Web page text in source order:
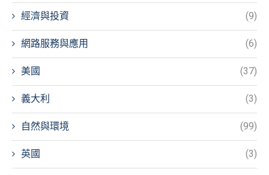
經濟與投資 (9)
網路服務與應用 (6)
美國 (37)
義大利 (3)
自然與環境 (99)
英國 (3)